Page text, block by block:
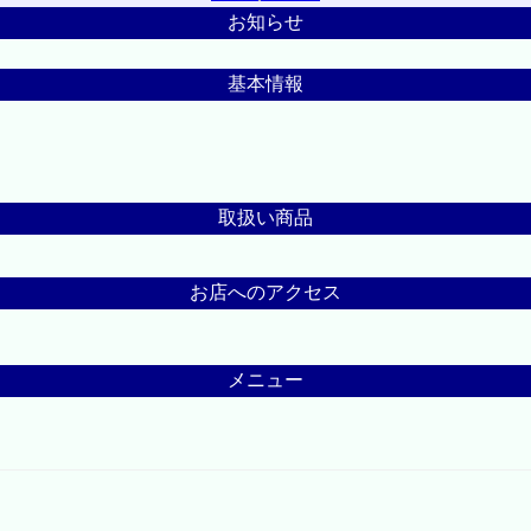
お知らせ
基本情報
取扱い商品
お店へのアクセス
メニュー